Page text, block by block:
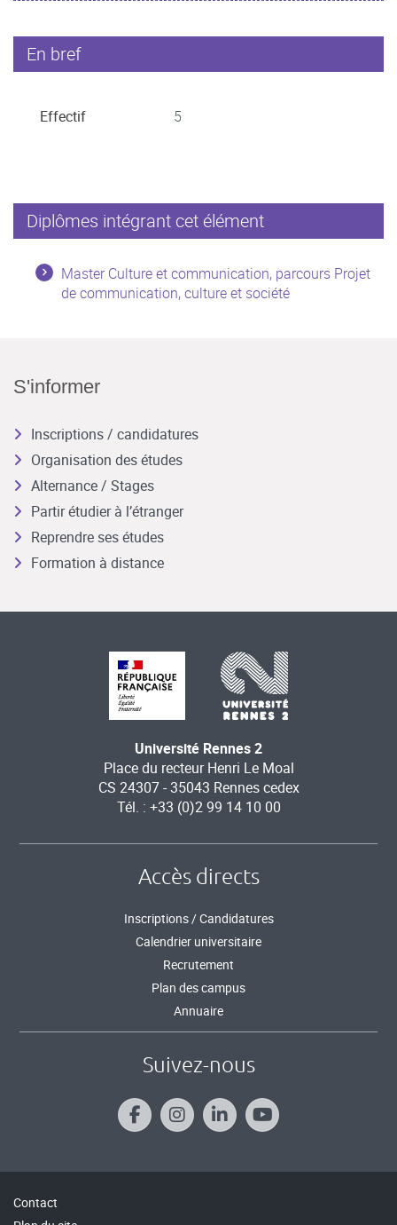
En bref
Effectif 5
Diplômes intégrant cet élément
Master Culture et communication, parcours Projet
de communication, culture et société
S'informer
Inscriptions / candidatures
Organisation des études
Alternance / Stages
Partir étudier à l’étranger
Reprendre ses études
Formation à distance
Université Rennes 2
Place du recteur Henri Le Moal
CS 24307 - 35043 Rennes cedex
Tél. : +33 (0)2 99 14 10 00
Accès directs
Inscriptions / Candidatures
Calendrier universitaire
Recrutement
Plan des campus
Annuaire
Suivez-nous
Contact